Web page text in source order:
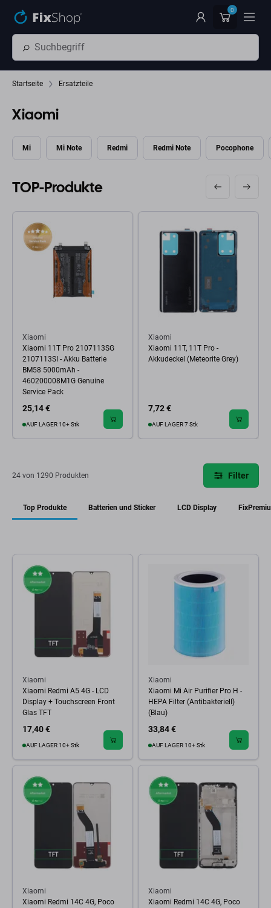
0
Startseite Ersatzteile
Xiaomi
Mi Mi Note Redmi Redmi Note Pocophone
TOP-Produkte
Xiaomi
Xiaomi 11T Pro 2107113SG
2107113SI - Akku Batterie
BM58 5000mAh -
460200008M1G Genuine
Service Pack
25,14 €
AUF LAGER 10+ Stk
Xiaomi
Xiaomi 11T, 11T Pro -
Akkudeckel (Meteorite Grey)
7,72 €
AUF LAGER 7 Stk
24 von 1290 Produkten Filter
Top Produkte Batterien und Sticker LCD Display
Xiaomi
Xiaomi Redmi A5 4G - LCD
Display + Touchscreen Front
Glas TFT
17,40 €
AUF LAGER 10+ Stk
Xiaomi
Xiaomi Mi Air Purifier Pro H -
HEPA Filter (Antibakteriell)
(Blau)
33,84 €
AUF LAGER 10+ Stk
Xiaomi
Xiaomi Redmi 14C 4G, Poco
Xiaomi
Xiaomi Redmi 14C 4G, Poco